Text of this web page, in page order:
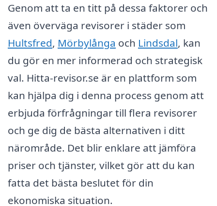
Genom att ta en titt på dessa faktorer och
även överväga revisorer i städer som
Hultsfred, Mörbylånga och Lindsdal, kan
du gör en mer informerad och strategisk
val. Hitta-revisor.se är en plattform som
kan hjälpa dig i denna process genom att
erbjuda förfrågningar till flera revisorer
och ge dig de bästa alternativen i ditt
närområde. Det blir enklare att jämföra
priser och tjänster, vilket gör att du kan
fatta det bästa beslutet för din
ekonomiska situation.